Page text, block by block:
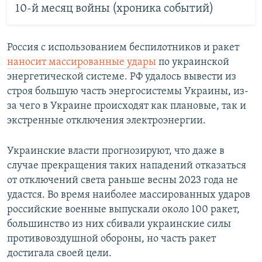
10-й месяц войны (хроника событий)
Россия с использованием беспилотников и ракет
наносит массированные удары по украинской
энергетической системе. РФ удалось вывести из
строя большую часть энергосистемы Украины, из-
за чего в Украине происходят как плановые, так и
экстренные отключения электроэнергии.
Украинские власти прогнозируют, что даже в
случае прекращения таких нападений отказаться
от отключений света раньше весны 2023 года не
удастся. Во время наиболее массированных ударов
российские военные выпускали около 100 ракет,
большинство из них сбивали украинские силы
противовоздушной обороны, но часть ракет
достигала своей цели.